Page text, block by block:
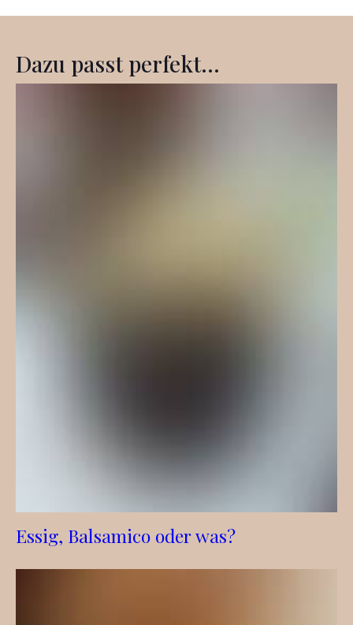
Dazu passt perfekt...
Essig, Balsamico oder was?